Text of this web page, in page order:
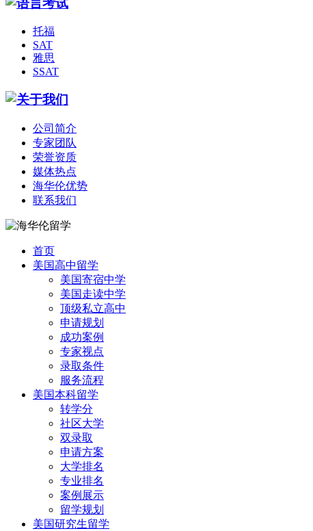
托福
SAT
雅思
SSAT
公司简介
专家团队
荣誉资质
媒体热点
海华伦优势
联系我们
首页
美国高中留学
美国寄宿中学
美国走读中学
顶级私立高中
申请规划
成功案例
专家视点
录取条件
服务流程
美国本科留学
转学分
社区大学
双录取
申请方案
大学排名
专业排名
案例展示
留学规划
美国研究生留学